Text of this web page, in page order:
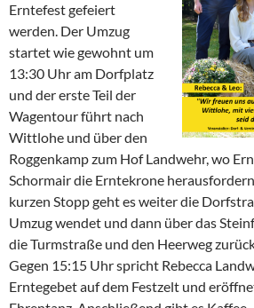
Erntefest gefeiert
werden. Der Umzug
startet wie gewohnt um
13:30 Uhr am Dorfplatz
und der erste Teil der
Wagentour führt nach
Wittlohe und über den
Roggenkamp zum Hof Landwehr, wo
Schormair die Erntekrone
kurzen Stopp geht es weiter die
Umzug wendet und dann über das
die Turmstraße und den Heerweg
Gegen 15:15 Uhr spricht Rebecca
Erntegebet auf dem Festzelt und